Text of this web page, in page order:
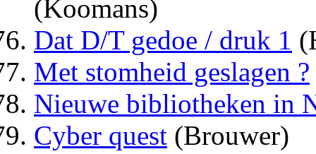
(Koomans)
Dat D/T gedoe / druk 1
Met stomheid geslagen ?
Nieuwe bibliotheken in
Cyber quest (Brouwer)